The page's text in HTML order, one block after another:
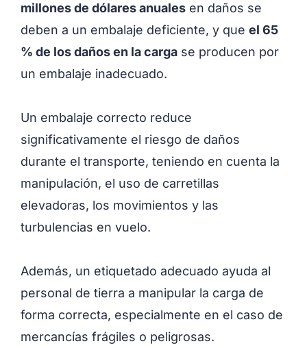
millones de dólares anuales en daños se
deben a un embalaje deficiente, y que el 65
% de los daños en la carga se producen por
un embalaje inadecuado.
Un embalaje correcto reduce
significativamente el riesgo de daños
durante el transporte, teniendo en cuenta la
manipulación, el uso de carretillas
elevadoras, los movimientos y las
turbulencias en vuelo.
Además, un etiquetado adecuado ayuda al
personal de tierra a manipular la carga de
forma correcta, especialmente en el caso de
mercancías frágiles o peligrosas.